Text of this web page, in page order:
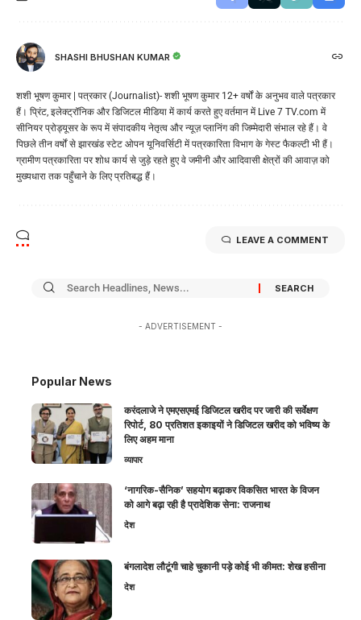
SHASHI BHUSHAN KUMAR
शशी भूषण कुमार | पत्रकार (Journalist)- शशी भूषण कुमार 12+ वर्षों के अनुभव वाले पत्रकार
हैं। प्रिंट, इलेक्ट्रॉनिक और डिजिटल मीडिया में कार्य करते हुए वर्तमान में Live 7 TV.com में
सीनियर प्रोड्यूसर के रूप में संपादकीय नेतृत्व और न्यूज़ प्लानिंग की जिम्मेदारी संभाल रहे हैं। वे
पिछले तीन वर्षों से झारखंड स्टेट ओपन यूनिवर्सिटी में पत्रकारिता विभाग के गेस्ट फैकल्टी भी हैं।
ग्रामीण पत्रकारिता पर शोध कार्य से जुड़े रहते हुए वे जमीनी और आदिवासी क्षेत्रों की आवाज़ को
मुख्यधारा तक पहुँचाने के लिए प्रतिबद्ध हैं।
LEAVE A COMMENT
- ADVERTISEMENT -
Popular News
करंदलाजे ने एमएसएमई डिजिटल खरीद पर जारी की सर्वेक्षण
रिपोर्ट, 80 प्रतिशत इकाइयों ने डिजिटल खरीद को भविष्य के
लिए अहम माना
व्यापार
‘नागरिक-सैनिक’ सहयोग बढ़ाकर विकसित भारत के विजन
को आगे बढ़ा रही है प्रादेशिक सेना: राजनाथ
देश
बंगलादेश लौटूंगी चाहे चुकानी पड़े कोई भी कीमत: शेख हसीना
देश